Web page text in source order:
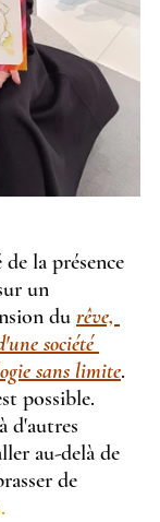
la présence
un
du rêve,
société
sans limite.
possible.
d'autres
au-delà de
de